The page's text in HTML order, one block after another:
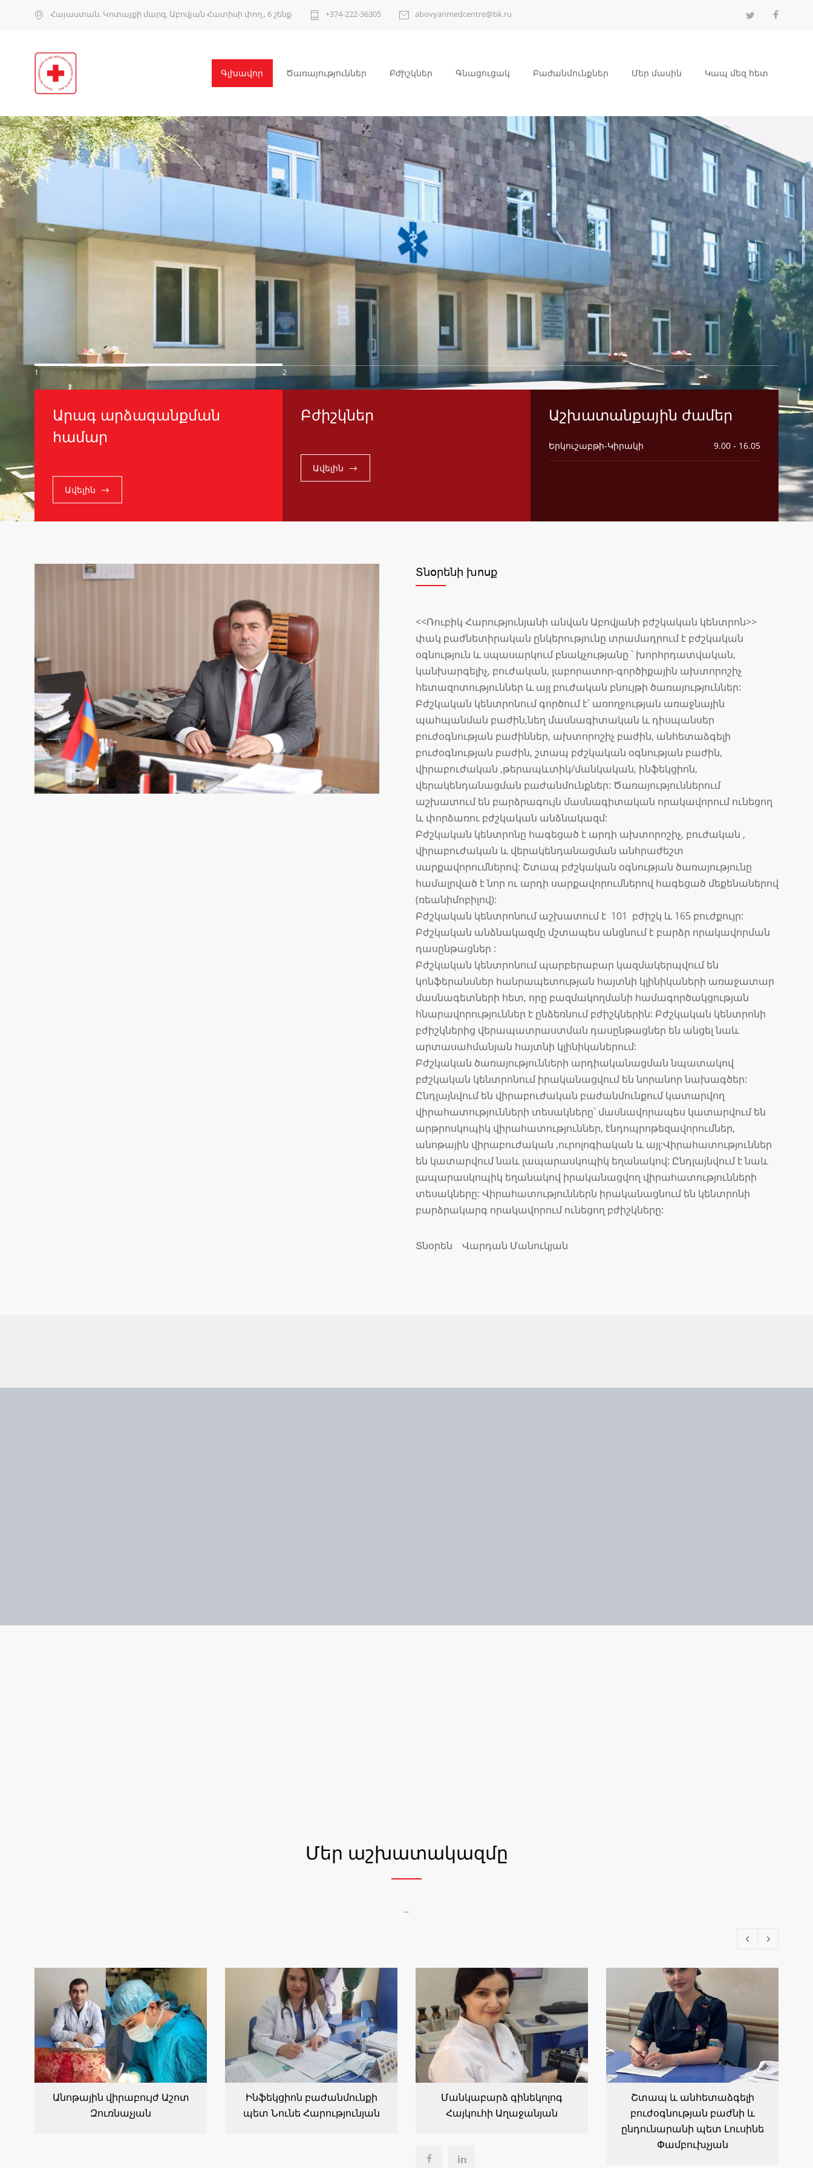
Հայաստան, Կոտայքի մարզ, Աբովյան Հատիսի փող., 6 շենք +374-222-36305 abovyanmedcentre@bk.ru
Գլխավոր Ծառայություններ Բժիշկներ Գնացուցակ Բաժանմունքներ Մեր մասին Կապ մեզ հետ
1 2 3
Արագ արձագանքման
համար
Ավելին
Բժիշկներ
Ավելին
Աշխատանքային ժամեր
Երկուշաբթի-Կիրակի 9.00 - 16.05
Տնօրենի խոսք
<<Ռուբիկ Հարությունյանի անվան Աբովյանի բժշկական կենտրոն>>
փակ բաժնետիրական ընկերությունը տրամադրում է բժշկական
օգնություն և սպասարկում բնակչությանը ՝ խորհրդատվական,
կանխարգելիչ, բուժական, լաբորատոր-գործիքային ախտորոշիչ
հետազոտություններ և այլ բուժական բնույթի ծառայություններ:
Բժշկական կենտրոնում գործում է՝ առողջության առաջնային
պահպանման բաժին,նեղ մասնագիտական և դիսպանսեր
բուժօգնության բաժիններ, ախտորոշիչ բաժին, անհետաձգելի
բուժօգնության բաժին, շտապ բժշկական օգնության բաժին,
վիրաբուժական ,թերապևտիկ/մանկական, ինֆեկցիոն,
վերակենդանացման բաժանմունքներ: Ծառայություններում
աշխատում են բարձրագույն մասնագիտական որակավորում ունեցող
և փորձառու բժշկական անձնակազմ:
Բժշկական կենտրոնը հագեցած է արդի ախտորոշիչ, բուժական ,
վիրաբուժական և վերակենդանացման անհրաժեշտ
սարքավորումներով: Շտապ բժշկական օգնության ծառայությունը
համալրված է նոր ու արդի սարքավորումներով հագեցած մեքենաներով
(ռեանիմոբիլով):
Բժշկական կենտրոնում աշխատում է 101 բժիշկ և 165 բուժքույր:
Բժշկական անձնակազմը մշտապես անցնում է բարձր որակավորման
դասընթացներ :
Բժշկական կենտրոնում պարբերաբար կազմակերպվում են
կոնֆերանսներ հանրապետության հայտնի կլինիկաների առաջատար
մասնագետների հետ, որը բազմակողմանի համագործակցության
հնարավորություններ է ընձեռնում բժիշկներին: Բժշկական կենտրոնի
բժիշկներից վերապատրաստման դասընթացներ են անցել նաև
արտասահմանյան հայտնի կլինիկաներում:
Բժշկական ծառայությունների արդիականացման նպատակով
բժշկական կենտրոնում իրականացվում են նորանոր նախագծեր:
Ընդլայնվում են վիրաբուժական բաժանմունքում կատարվող
վիրահատությունների տեսակները՝ մասնավորապես կատարվում են
արթրոսկոպիկ վիրահատություններ, էնդոպրոթեզավորումներ,
անոթային վիրաբուժական ,ուրոլոգիական և այլ:Վիրահատություններ
են կատարվում նաև լապարասկոպիկ եղանակով: Ընդլայնվում է նաև
լապարասկոպիկ եղանակով իրականացվող վիրահատությունների
տեսակները: Վիրահատություններն իրականացնում են կենտրոնի
բարձրակարգ որակավորում ունեցող բժիշկները:
Տնօրեն Վարդան Մանուկյան
Մեր աշխատակազմը
..
Անոթային վիրաբույժ Աշոտ
Զուռնաչյան
Ինֆեկցիոն բաժանմունքի
պետ Նունե Հարությունյան
Մանկաբարձ գինեկոլոգ
Հայկուհի Աղաջանյան
Շտապ և անհետաձգելի
բուժօգնության բաժնի և
ընդունարանի պետ Լուսինե
Փամբուխչյան